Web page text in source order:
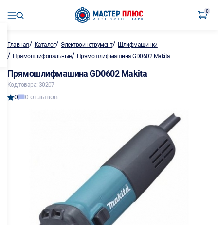
0
Главная/ Каталог/ Электроинструмент/ Шлифмашинки
/ Прямошлифовальные/ Прямошлифмашина GD0602 Makita
Прямошлифмашина GD0602 Makita
Код товара: 30207
0 0 отзывов